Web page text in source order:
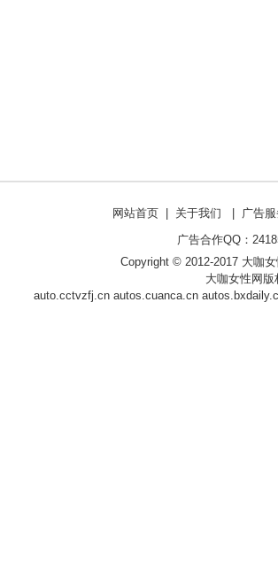
网站首页 关于我们
广告
广告合作QQ：
Copyright © 2012-2017 大咖
大咖女性网
auto.cctvzfj.cn autos.cuanca.cn